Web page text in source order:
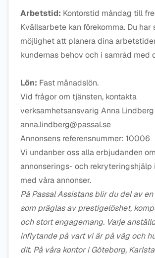
Arbetstid: Kontorstid måndag till
Kvällsarbete kan förekomma. Du har
möjlighet att planera dina
kundernas behov och i samråd med
Lön: Fast månadslön.
Vid frågor om tjänsten, kontakta
verksamhetsansvarig Anna
anna.lindberg@passal.se
Annonsens referensnummer: 10006
Vi undanber oss alla erbjudanden om
annonserings- och rekryteringshjälp
med våra annonser.
På Passal Assistans blir du del av
som präglas av prestigelöshet,
och stort engagemang. Varje
inflytande på vart vi är på väg och
dit. På våra kontor i Göteborg,